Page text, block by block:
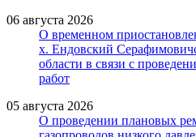
06 августа 2026
О временном
х. Ендовский
области в связи с
работ
05 августа 2026
О проведении плановых